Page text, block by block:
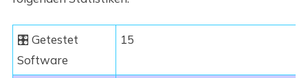
🎛️ Getestet
Software
15